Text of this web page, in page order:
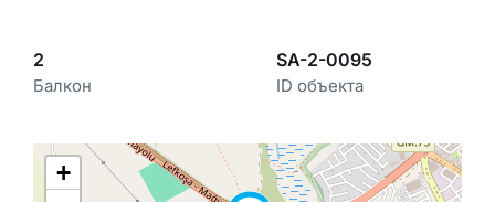
2
Балкон
SA-2-0095
ID объекта
+